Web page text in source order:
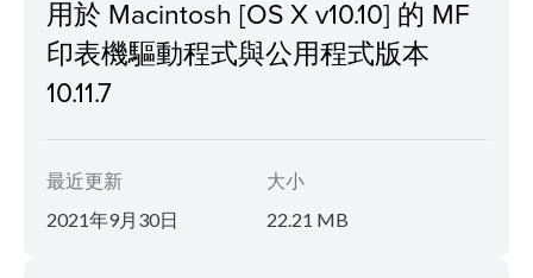
用於 Macintosh [OS X v10.10] 的 MF
印表機驅動程式與公用程式版本
10.11.7
最近更新
2021年9月30日
大小
22.21 MB